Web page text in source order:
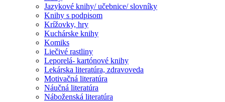
Jazykové knihy/ učebnice/ slovníky
Knihy s podpisom
Krížovky, hry
Kuchárske knihy
Komiks
Liečivé rastliny
Leporelá- kartónové knihy
Lekárska literatúra, zdravoveda
Motivačná literatúra
Náučná literatúra
Náboženská literatúra